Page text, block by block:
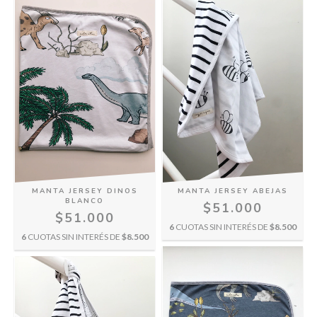
MANTA JERSEY DINOS
BLANCO
$51.000
6 CUOTAS SIN INTERÉS DE $8.500
MANTA JERSEY ABEJAS
$51.000
6 CUOTAS SIN INTERÉS DE $8.500